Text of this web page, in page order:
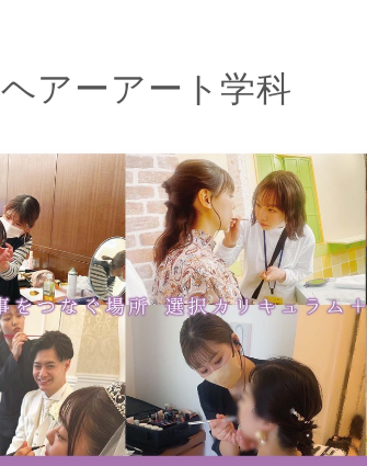
アーアート学科